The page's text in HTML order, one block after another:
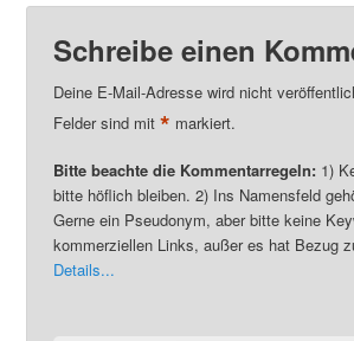
Schreibe einen
Deine E-Mail-Adresse wird nicht
Felder sind mit * markiert.
Bitte beachte die Kommentarregeln:1)
bitte höflich bleiben. 2) Ins Namensfeld
Gerne ein Pseudonym, aber bitte keine
kommerziellen Links, außer es hat Bezug
Details...